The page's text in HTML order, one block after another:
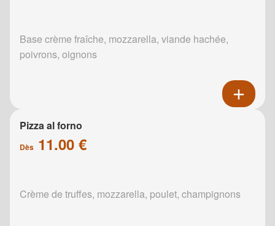
Base crème fraîche, mozzarella, viande hachée,
poivrons, oignons
Pizza al forno
Dès 11.00 €
Crème de truffes, mozzarella, poulet, champignons